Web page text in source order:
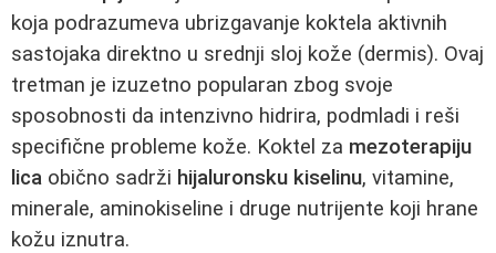
koja podrazumeva ubrizgavanje koktela aktivnih
sastojaka direktno u srednji sloj kože (dermis). Ovaj
tretman je izuzetno popularan zbog svoje
sposobnosti da intenzivno hidrira, podmladi i reši
specifične probleme kože. Koktel za mezoterapiju
lica obično sadrži hijaluronsku kiselinu, vitamine,
minerale, aminokiseline i druge nutrijente koji hrane
kožu iznutra.